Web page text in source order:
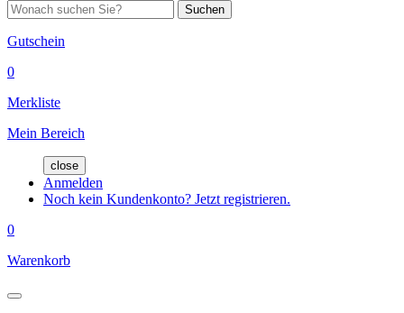
Suchen
Gutschein
0
Merkliste
Mein Bereich
close
Anmelden
Noch kein Kundenkonto? Jetzt registrieren.
0
Warenkorb